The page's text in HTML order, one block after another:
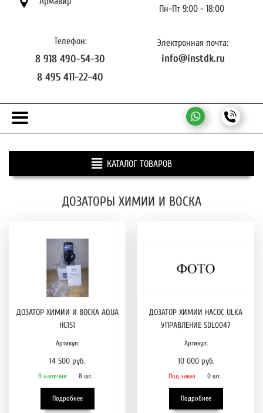
Пн-Пт 9:00 - 18:00
Телефон:
8 918 490-54-30
8 495 411-22-40
Электронная почта:
info@instdk.ru
КАТАЛОГ ТОВАРОВ
ДОЗАТОРЫ ХИМИИ И ВОСКА
ДОЗАТОР ХИМИИ И ВОСКА AQUA
HC151
Артикул:
14 500 руб.
В наличии 8 шт.
Подробнее
ДОЗАТОР ХИМИИ НАСОС ULKA
УПРАВЛЕНИЕ SDL0047
Артикул:
10 000 руб.
Под заказ 0 шт.
Подробнее